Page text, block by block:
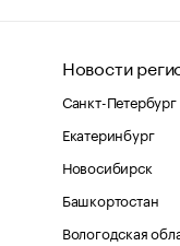
Новости
Санкт-Петербург
Екатеринбург
Новосибирск
Башкортостан
Вологодская